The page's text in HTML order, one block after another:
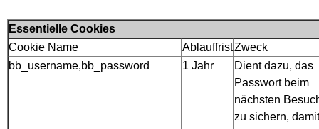
Essentielle Cookies
Cookie Name
AblauffristZweck
bb_username,bb_password
1 Jahr
Dient dazu, das
Passwort beim
nächsten
zu sichern, damit